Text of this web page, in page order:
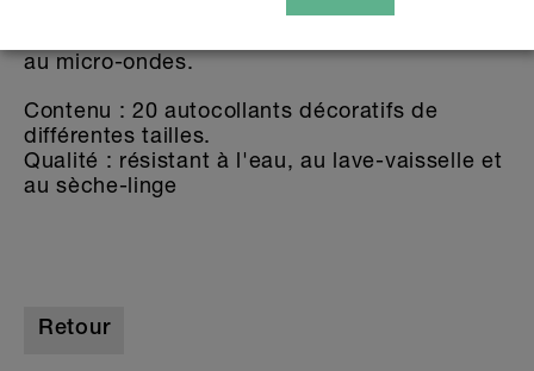
aussi aux adultes amateurs de Monster Truck.
au micro-ondes.
Contenu : 20 autocollants décoratifs de
différentes tailles.
Qualité : résistant à l'eau, au lave-vaisselle et
au sèche-linge
Retour